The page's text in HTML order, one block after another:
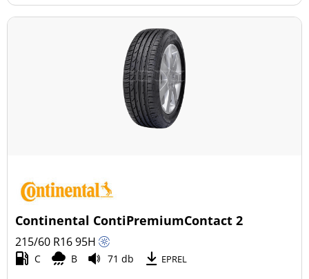
Continental ContiPremiumContact 2
215/60 R1695H
C B 71 db EPREL